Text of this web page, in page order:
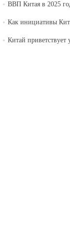
ВВП Китая в 2025
Как инициативы
Китай приветствует